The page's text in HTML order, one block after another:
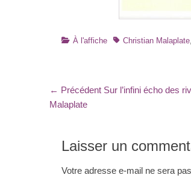
Catégories
À l'affiche TagsChristian Malaplate,
Navigation
de
← Précédent Article
Sur l’infini écho des
Malaplate
Laisser un
Votre adresse e-mail ne sera